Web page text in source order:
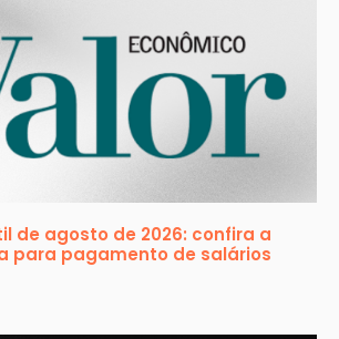
de agosto de 2026: confira a
para pagamento de salários